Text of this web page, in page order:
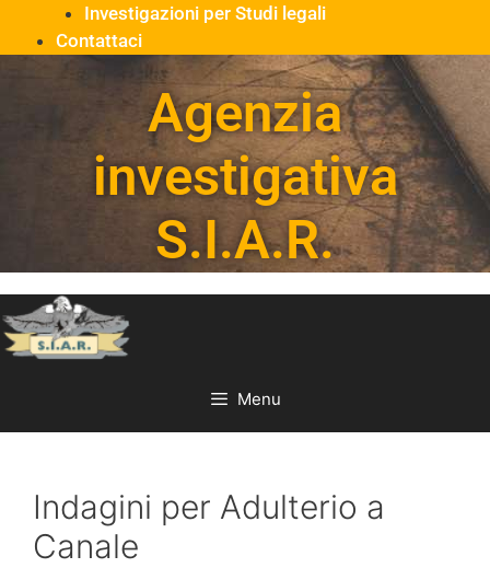
Investigazioni per Studi legali
Contattaci
Agenzia
investigativa
S.I.A.R.
Menu
Indagini per Adulterio a
Canale